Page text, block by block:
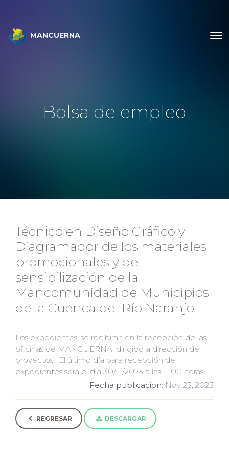
MANCUERNA
Bolsa de empleo
Técnico en Diseño Gráfico y
Diagramador de los materiales
promocionales y de
sensibilización de la
Mancomunidad de Municipios
de la Cuenca del Río Naranjo
Los expedientes, se recibirán en la recepción de las
oficinas de MANCUERNA, dirigido a dirección de
proyectos ; El último día para recepción de
expedientes será el día 30/11/2023 a las 11:00 horas.
Fecha publicacion: Nov 23, 2023
REGRESAR DESCARGAR